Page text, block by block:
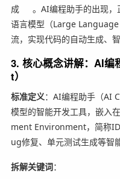
成
。AI编程助手的出现
语言模型（Large
流，实现代码的自动生成、
3. 核心概念讲解：AI
t）
标准定义：AI编程助手（AI
模型的智能开发工具，嵌入
ment Environment，简称
ug修复、单元测试生成等智
拆解关键词：